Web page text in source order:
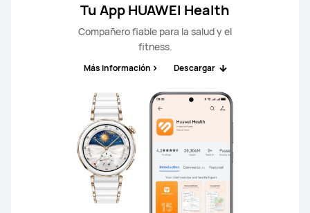
Tu App HUAWEI Health
Compañero fiable para la salud y el
fitness.
Más información Descargar